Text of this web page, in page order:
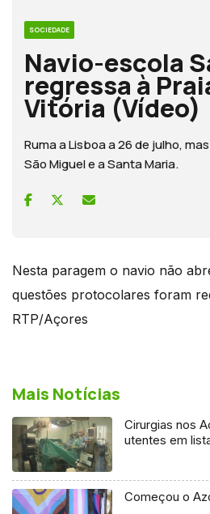
SOCIEDADE
Navio-escola
regressa à
Vitória (Vídeo)
Ruma a Lisboa a 26 de julho,
São Miguel e a Santa Maria.
Nesta paragem o navio não
questões protocolares foram
RTP/Açores
Mais Notícias
Cirurgias nos
utentes em
Começou o